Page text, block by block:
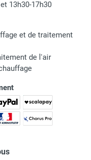
13h30-17h30
et de traitement
de l'air